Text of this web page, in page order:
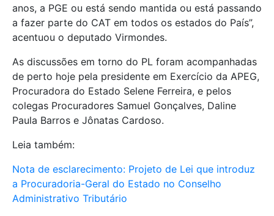
anos, a PGE ou está sendo mantida ou está passando
a fazer parte do CAT em todos os estados do País”,
acentuou o deputado Virmondes.
As discussões em torno do PL foram acompanhadas
de perto hoje pela presidente em Exercício da APEG,
Procuradora do Estado Selene Ferreira, e pelos
colegas Procuradores Samuel Gonçalves, Daline
Paula Barros e Jônatas Cardoso.
Leia também:
Nota de esclarecimento: Projeto de Lei que introduz
a Procuradoria-Geral do Estado no Conselho
Administrativo Tributário